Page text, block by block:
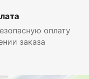
оплату
заказа